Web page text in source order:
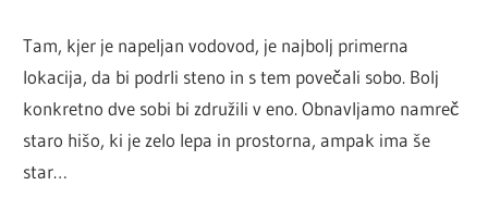
Tam, kjer je napeljan vodovod, je najbolj primerna
lokacija, da bi podrli steno in s tem povečali sobo. Bolj
konkretno dve sobi bi združili v eno. Obnavljamo namreč
staro hišo, ki je zelo lepa in prostorna, ampak ima še
star…